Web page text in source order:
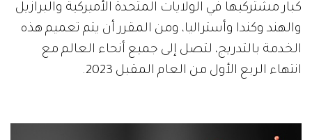
كبار مشتركيها في الولايات المتحدة الأميركية والبرازيل
والهند وكندا وأستراليا، ومن المقرر أن يتم تعميم هذه
الخدمة بالتدريج، لتصل إلى جميع أنحاء العالم مع
انتهاء الربع الأول من العام المقبل 2023.